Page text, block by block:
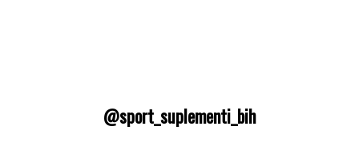
@sport_suplementi_bih